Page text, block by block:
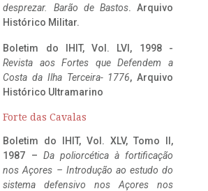
desprezar. Barão de Bastos. Arquivo
Histórico Militar.
Boletim do IHIT, Vol. LVI, 1998 -
Revista aos Fortes que Defendem a
Costa da Ilha Terceira- 1776, Arquivo
Histórico Ultramarino
Forte das Cavalas
Boletim do IHIT, Vol. XLV, Tomo II,
1987 – Da poliorcética à fortificação
nos Açores – Introdução ao estudo do
sistema defensivo nos Açores nos